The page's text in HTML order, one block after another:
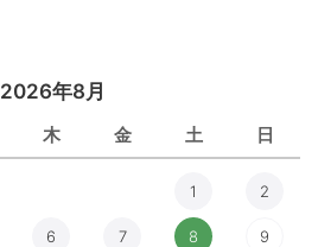
2026年8月
木 金 土 日
1 2
6 7 8 9